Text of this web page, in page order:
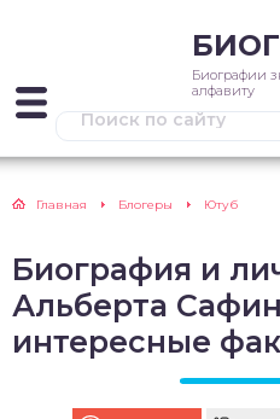
Биографии
алфавиту
Главная Блогеры Ютуб
Биография и
Альберта
интересные